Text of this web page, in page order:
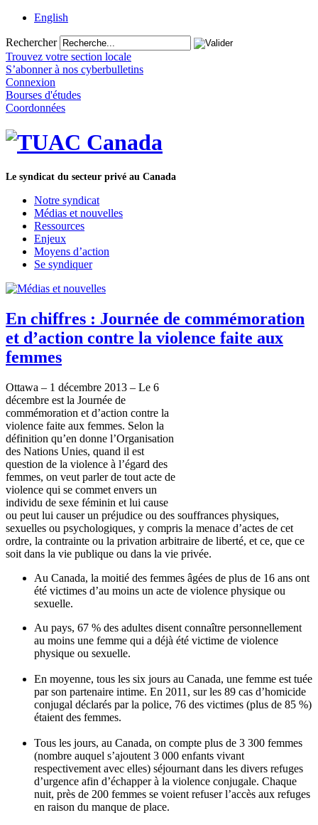
English
Rechercher
Trouvez votre section locale
S’abonner à nos cyberbulletins
Connexion
Bourses d'études
Coordonnées
Le syndicat du secteur privé au Canada
Notre syndicat
Médias et nouvelles
Ressources
Enjeux
Moyens d’action
Se syndiquer
En chiffres : Journée de commémoration
et d’action contre la violence faite aux
femmes
Ottawa – 1 décembre 2013 – Le 6
décembre est la Journée de
commémoration et d’action contre la
violence faite aux femmes. Selon la
définition qu’en donne l’Organisation
des Nations Unies, quand il est
question de la violence à l’égard des
femmes, on veut parlerde tout acte de
violence qui se commet envers un
individu de sexe féminin et lui cause
ou peut lui causerun préjudice ou des souffrances physiques,
sexuelles ou psychologiques, y compris la menace d’actes de cet
ordre, la contrainte ou la privation arbitraire de liberté, et ce, que ce
soit dans la vie publique ou dans la vie privée.
Au Canada, la moitié des femmes âgées de plus de 16 ans ont
été victimes d’au moins un acte de violence physique ou
sexuelle.
Au pays, 67 % des adultes disent connaître personnellement
au moins une femme qui a déjà été victime de violence
physique ou sexuelle.
En moyenne, tous les six jours au Canada, une femme est tuée
par son partenaire intime. En 2011, surles 89 cas d’homicide
conjugal déclarés par la police, 76 des victimes (plus de 85 %)
étaient des femmes.
Tous les jours, au Canada, on compte plus de 3 300 femmes
(nombre auquel s’ajoutent 3 000 enfants vivant
respectivement avec elles) séjournant dans les divers refuges
d’urgence afin d’échapper à la violence conjugale. Chaque
nuit, près de 200 femmes se voient refuserl’accès aux refuges
en raison du manque de place.